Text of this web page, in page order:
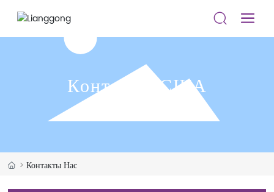
Контакты США
Контакты Нас